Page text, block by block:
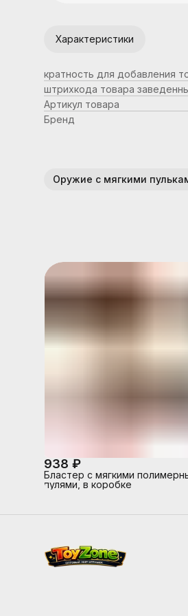
Характеристики
кратность для добавления
штрихкода товара
Артикул товара
Бренд
938 ₽
Бластер с мягкими
пулями, в коробке